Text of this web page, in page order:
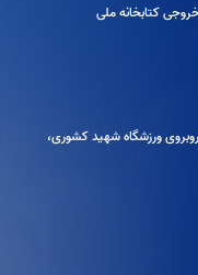
كتابخانه ملی
ورزشگاه شهید کشوری،